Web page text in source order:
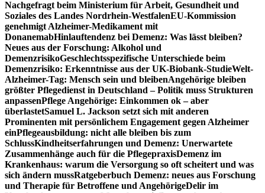
Nachgefragt beim Ministerium für Arbeit, Gesundheit und
Soziales des Landes Nordrhein-WestfalenEU-Kommission
genehmigt Alzheimer-Medikament mit
DonanemabHinlauftendenz bei Demenz: Was lässt bleiben?
Neues aus der Forschung: Alkohol und
DemenzrisikoGeschlechtsspezifische Unterschiede beim
Demenzrisiko: Erkenntnisse aus der UK-Biobank-StudieWelt-
Alzheimer-Tag: Mensch sein und bleibenAngehörige bleiben
größter Pflegedienst in Deutschland – Politik muss Strukturen
anpassenPflege Angehörige: Einkommen ok – aber
überlastetSamuel L. Jackson setzt sich mit anderen
Prominenten mit persönlichem Engagement gegen Alzheimer
einPflegeausbildung: nicht alle bleiben bis zum
SchlussKindheitserfahrungen und Demenz: Unerwartete
Zusammenhänge auch für die PflegepraxisDemenz im
Krankenhaus: warum die Versorgung so oft scheitert und was
sich ändern mussRatgeberbuch Demenz: neues aus Forschung
und Therapie für Betroffene und AngehörigeDelir im